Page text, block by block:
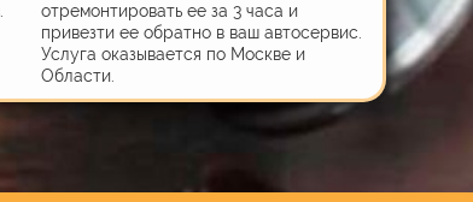
отремонтировать ее за 3 часа и
привезти ее обратно в ваш автосервис.
Услуга оказывается по Москве и
Области.